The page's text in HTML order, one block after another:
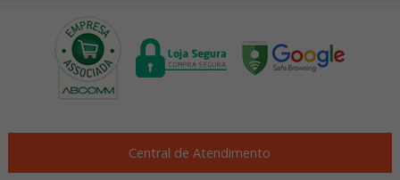
Central de Atendimento